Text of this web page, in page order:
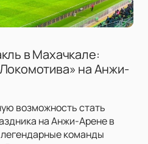
в Махачкале:
на Анжи-
возможность стать
на Анжи-Арене в
команды